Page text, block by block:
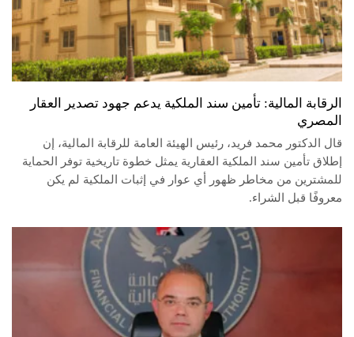
الرقابة المالية: تأمين سند الملكية يدعم جهود تصدير العقار
المصري
قال الدكتور محمد فريد، رئيس الهيئة العامة للرقابة المالية، إن
إطلاق تأمين سند الملكية العقارية يمثل خطوة تاريخية توفر الحماية
للمشترين من مخاطر ظهور أي عوار في إثبات الملكية لم يكن
معروفًا قبل الشراء.